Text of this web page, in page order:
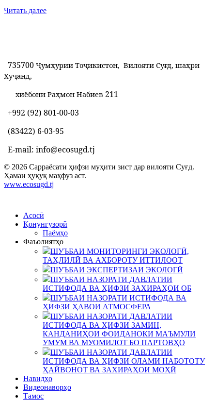
Читать далее
735700 Ҷумҳурии Тоҷикистон, Вилояти Суғд, шаҳри
Хуҷанд,
хиёбони Раҳмон Набиев 211
+992 (92) 801-00-03
(83422) 6-03-95
E-mail: info@ecosugd.tj
© 2026 Сарраёсати ҳифзи муҳити зист дар вилояти Суғд.
Ҳамаи ҳуқуқ маҳфуз аст.
www.ecosugd.tj
Асосӣ
Қонунгузорӣ
Паёмҳо
Фаъолиятҳо
ШУЪБАИ МОНИТОРИНГИ ЭКОЛОГӢ,
ТАҲЛИЛӢ ВА АХБОРОТУ ИТТИЛООТ
ШУЪБАИ ЭКСПЕРТИЗАИ ЭКОЛОГӢ
ШУЪБАИ НАЗОРАТИ ДАВЛАТИИ
ИСТИФОДА ВА ҲИФЗИ ЗАХИРАҲОИ ОБ
ШУЪБАИ НАЗОРАТИ ИСТИФОДА ВА
ҲИФЗИ ҲАВОИ АТМОСФЕРА
ШУЪБАИ НАЗОРАТИ ДАВЛАТИИ
ИСТИФОДА ВА ҲИФЗИ ЗАМИН,
КАНДАНИҲОИ ФОИДАНОКИ МАЪМУЛИ
УМУМ ВА МУОМИЛОТ БО ПАРТОВҲО
ШУЪБАИ НАЗОРАТИ ДАВЛАТИИ
ИСТИФОДА ВА ҲИФЗИ ОЛАМИ НАБОТОТУ
ҲАЙВОНОТ ВА ЗАХИРАҲОИ МОҲӢ
Навидҳо
Видеонаворҳо
Тамос